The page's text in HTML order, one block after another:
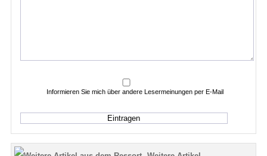
Informieren Sie mich über andere Lesermeinungen per E-Mail